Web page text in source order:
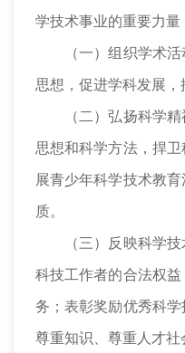
学技术事业的重要力量
（一）组织学术活
思想，促进学科发展，
（二）弘扬科学精
思想和科学方法，捍
展青少年科学技术教
质。
（三）反映科学技
科技工作者的合法权
务；表彰奖励优秀科
尊重知识、尊重人才社